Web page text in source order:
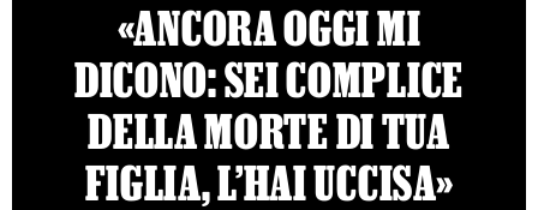
«ANCORA OGGI MI
DICONO: SEI COMPLICE
DELLA MORTE DI TUA
FIGLIA, L’HAI UCCISA»